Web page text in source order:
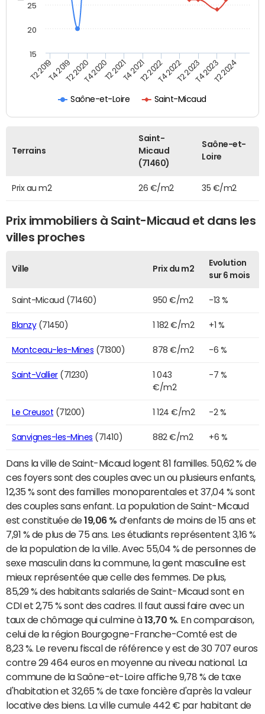
Saône-et-Loire Saint-Micaud
T2 2019T4 2019T2 2020T4 2020T2 2021T4 2021T2 2022T4 2022T2 2023T4 2023T2 2024
15
20
25
Terrains
Saint-
Micaud
(71460)
Saône-et-
Loire
Prix au m2 26 €/m2 35 €/m2
Prix immobiliers à Saint-Micaud et dans les
villes proches
Ville Prix du m2
Evolution
sur 6 mois
Saint-Micaud (71460) 950 €/m2 -13 %
Blanzy(71450) 1 182 €/m2 +1 %
Montceau-les-Mines (71300) 878 €/m2 -6 %
Saint-Vallier(71230)
1 043
€/m2
-7 %
Le Creusot (71200) 1 124 €/m2 -2 %
Sanvignes-les-Mines (71410) 882 €/m2 +6 %
Dans la ville de Saint-Micaud logent 81 familles. 50,62 % de
ces foyers sont des couples avec un ou plusieurs enfants,
12,35 % sont des familles monoparentales et 37,04 % sont
des couples sans enfant. La population de Saint-Micaud
est constituée de19,06 % d’enfants de moins de 15 ans et
7,91 % de plus de 75 ans. Les étudiants représentent 3,16 %
de la population de la ville. Avec 55,04 % de personnes de
sexe masculin dans la commune, la gent masculine est
mieux représentée que celle des femmes. De plus,
85,29 % des habitants salariés de Saint-Micaud sont en
CDI et 2,75 % sont des cadres. Il faut aussi faire avec un
taux de chômage qui culmine à13,70 % . En comparaison,
celui de la région Bourgogne-Franche-Comté est de
8,23 %. Le revenu fiscal de référence y est de 30 707 euros
contre 29 464 euros en moyenne au niveau national. La
commune de la Saône-et-Loire affiche 9,78 % de taxe
d'habitation et 32,65 % de taxe foncière d'après la valeur
locative des biens. La ville cumule 442 € par habitant de